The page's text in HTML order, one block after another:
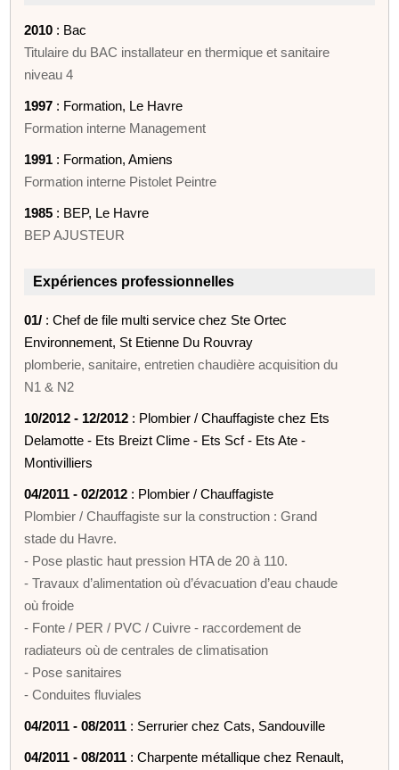
2010 : Bac
Titulaire du BAC installateur en thermique et sanitaire
niveau 4
1997 : Formation, Le Havre
Formation interne Management
1991 : Formation, Amiens
Formation interne Pistolet Peintre
1985 : BEP, Le Havre
BEP AJUSTEUR
Expériences professionnelles
01/ : Chef de file multi service chez Ste Ortec
Environnement, St Etienne Du Rouvray
plomberie, sanitaire, entretien chaudière acquisition du
N1 & N2
10/2012 - 12/2012 : Plombier / Chauffagiste chez Ets
Delamotte - Ets Breizt Clime - Ets Scf - Ets Ate -
Montivilliers
04/2011 - 02/2012 : Plombier / Chauffagiste
Plombier / Chauffagiste sur la construction : Grand
stade du Havre.
- Pose plastic haut pression HTA de 20 à 110.
- Travaux d’alimentation où d’évacuation d’eau chaude
où froide
- Fonte / PER / PVC / Cuivre - raccordement de
radiateurs où de centrales de climatisation
- Pose sanitaires
- Conduites fluviales
04/2011 - 08/2011 : Serrurier chez Cats, Sandouville
04/2011 - 08/2011 : Charpente métallique chez Renault,